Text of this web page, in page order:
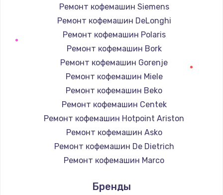
Ремонт динамика
от 550 руб.
Заказать
Ремонт микросхемы питания
от 1100 руб.
Заказать
Замена задней крышки
от 550 руб.
Заказать
от 550 руб.
Ремонт кофемашин Siemens
Ремонт кофемашин DeLonghi
Ремонт кофемашин Polaris
Ремонт кофемашин Bork
Ремонт кофемашин Gorenje
Ремонт кофемашин Miele
Ремонт кофемашин Beko
Ремонт кофемашин Centek
Ремонт кофемашин Hotpoint Ariston
Ремонт кофемашин Asko
Ремонт кофемашин De Dietrich
Ремонт кофемашин Marco
Ремонт кофемашин Jura
Бренды